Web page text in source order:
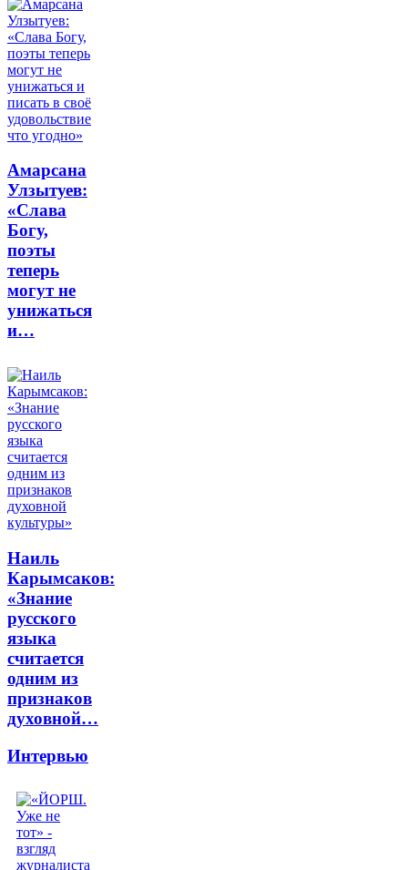
Амарсана
Улзытуев:
«Слава
Богу,
поэты
теперь
могут не
унижаться
и…
Наиль
Карымсаков:
«Знание
русского
языка
считается
одним из
признаков
духовной…
Интервью